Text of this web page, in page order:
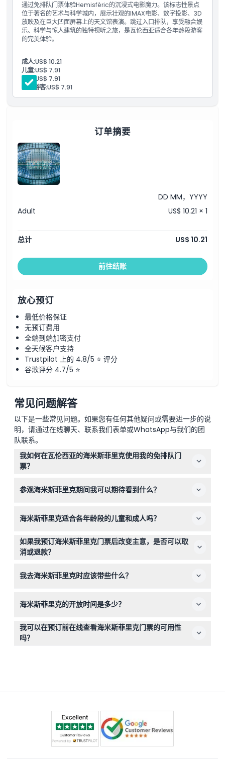
通过免排队门票体验Hemisfèric的沉浸式电影魔力。该标志性景点
位于著名的艺术与科学城内，展示壮观的IMAX电影、数字投影、3D
放映及在巨大凹面屏幕上的天文馆表演。跳过入口排队，享受融合娱
乐、科学与惊人建筑的独特视听之旅，是瓦伦西亚适合各年龄段游客
的完美体验。
进入半球仪影剧院（仅限一次入场）
成人:US$ 10.21
儿童:US$ 7.91
高级: US$ 7.91
残障游客:US$ 7.91
订单摘要
DD MM，YYYY
Adult
US$ 10.21 × 1
总计 US$ 10.21
前往结账
放心预订
最低价格保证
无预订费用
全端到端加密支付
全天候客户支持
Trustpilot 上的 4.8/5 ⭐ 评分
谷歌评分 4.7/5 ⭐
常见问题解答
以下是一些常见问题。如果您有任何其他疑问或需要进一步的说
明，请通过在线聊天、联系我们表单或WhatsApp与我们的团
队联系。
我如何在瓦伦西亚的海米斯菲里克使用我的免排队门
票？
队门票即可更快进入，无需排常规队伍。
参观海米斯菲里克期间我可以期待看到什么？
的凹面屏幕上观看的天象仪表演，体验真正独特的影院体
海米斯菲里克适合各年龄段的儿童和成人吗？
是的，海米斯菲里克欢迎4岁及以上的访客，儿童定义为4
至12岁，成人为13至64岁；无论是家庭还是个人都是一次
奇妙的体验。
如果我预订海米斯菲里克门票后改变主意，是否可以取
消或退款？
使用您的门票。
我去海米斯菲里克时应该带些什么？
过放映时间。
海米斯菲里克的开放时间是多少？
海米斯菲里克周一至周四开放时间为上午10点至下午6点，
周五至周日为上午10点至下午7点（可能会有变动——请在
预订时确认）。
我可以在预订前在线查看海米斯菲里克门票的可用性
吗？